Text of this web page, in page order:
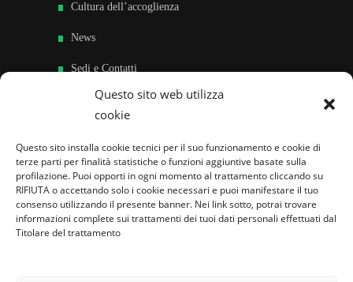
Questo sito web utilizza
cookie
Questo sito installa cookie tecnici per il suo funzionamento e cookie di
terze parti per finalità statistiche o funzioni aggiuntive basate sulla
profilazione. Puoi opporti in ogni momento al trattamento cliccando su
RIFIUTA o accettando solo i cookie necessari e puoi manifestare il tuo
consenso utilizzando il presente banner. Nei link sotto, potrai trovare
informazioni complete sui trattamenti dei tuoi dati personali effettuati dal
Titolare del trattamento
Cultura dell’accoglienza
News
Sedi e Contatti
Sostieni
Famiglie per l’accoglienza nel mondo